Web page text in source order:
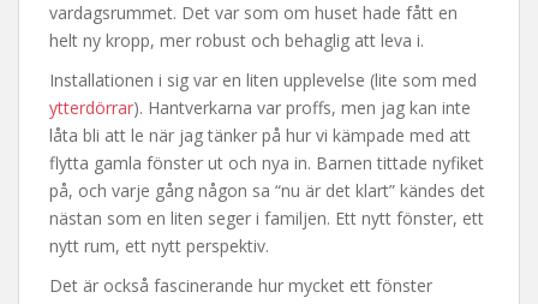
vardagsrummet. Det var som om huset hade fått en
helt ny kropp, mer robust och behaglig att leva i.
Installationen i sig var en liten upplevelse (lite som med
ytterdörrar). Hantverkarna var proffs, men jag kan inte
låta bli att le när jag tänker på hur vi kämpade med att
flytta gamla fönster ut och nya in. Barnen tittade nyfiket
på, och varje gång någon sa “nu är det klart” kändes det
nästan som en liten seger i familjen. Ett nytt fönster, ett
nytt rum, ett nytt perspektiv.
Det är också fascinerande hur mycket ett fönster